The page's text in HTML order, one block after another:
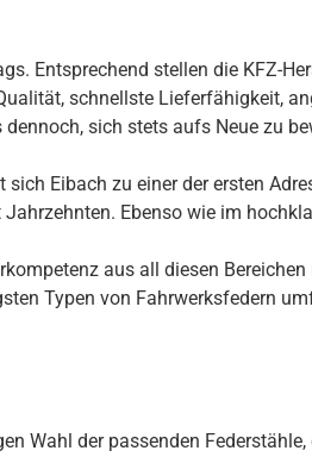
Entsprechend stellen die KFZ-
schnellste Lieferfähigkeit,
sich stets aufs Neue zu
Eibach zu einer der ersten
Ebenso wie im
aus all diesen
Typen von Fahrwerksfedern
Wahl der passenden